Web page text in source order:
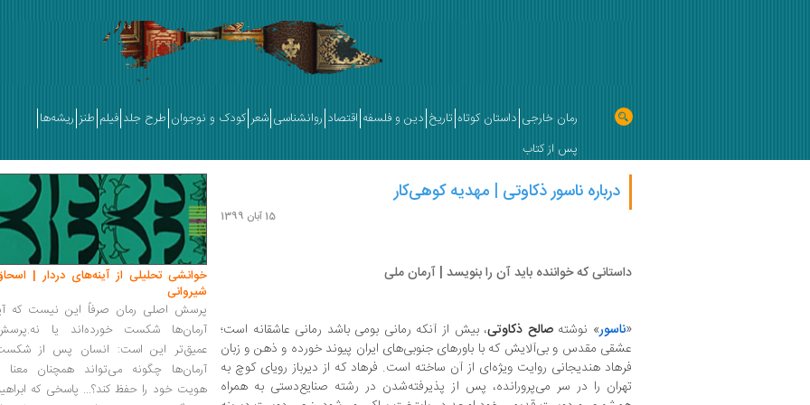
رمان خارجی داستان کوتاه تاریخ دین و فلسفه اقتصاد روانشناسی شعر کودک و نوجوان طرح جلد فیلم طنز ریشه‌ها
پس از کتاب
درباره ناسور ذکاوتی | مهدیه کوهی‌کار
15 آبان 1399
داستانی که خواننده باید آن را بنویسد | آرمان ملی
«ناسور» نوشته‌صالح ذکاوتی، بیش از آنکه رمانی بومی باشد رمانی عاشقانه است؛
عشقی مقدس و بی‌آلایش که با باورهای جنوبی‌های ایران پیوند خورده و ذهن و زبان
فرهاد هندیجانی روایت ویژه‌ای از آن ساخته است. فرهاد که از دیرباز رویای کوچ به
تهران را در سر می‌پرورانده، پس از پذیرفته‌شدن در رشته‌ صنایع‌دستی به همراه
خوانشی تحلیلی از آینه‌های دردار |
شیروانی
پرسش اصلی رمان صرفاً این نیست که
آرمان‌ها شکست خورده‌اند یا
عمیق‌تر این است: انسان پس از
آرمان‌ها چگونه می‌تواند همچنان معنا
هویت خود را حفظ کند؟... پاسخی که